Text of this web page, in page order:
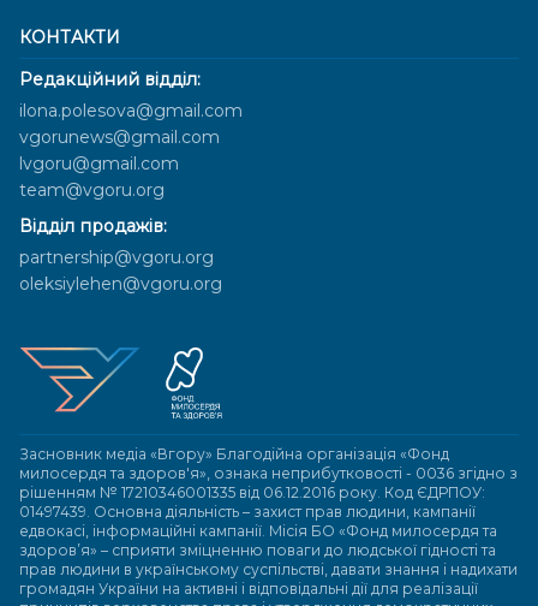
КОНТАКТИ
Редакційний відділ:
ilona.polesova@gmail.com
vgorunews@gmail.com
lvgoru@gmail.com
team@vgoru.org
Відділ продажів:
partnership@vgoru.org
oleksiylehen@vgoru.org
Засновник медіа «Вгору» Благодійна організація «Фонд
милосердя та здоров'я», ознака неприбутковості - 0036 згідно з
рішенням № 17210346001335 від 06.12.2016 року. Код ЄДРПОУ:
01497439. Основна діяльність – захист прав людини, кампанії
едвокасі, інформаційні кампанії. Місія БО «Фонд милосердя та
здоров’я» – сприяти зміцненню поваги до людської гідності та
прав людини в українському суспільстві, давати знання і надихати
громадян України на активні і відповідальні дії для реалізації